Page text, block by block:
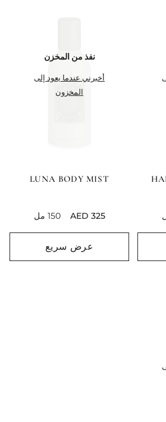
نفذ من المخزن
أخبرني عندما يعود إلى
المخزون
LUNA BODY MIST
current price‏325 AED 150 مل
عرض سريع